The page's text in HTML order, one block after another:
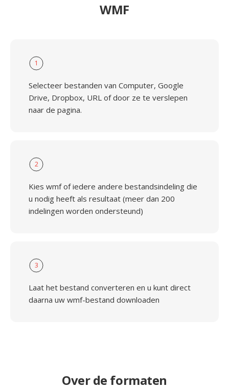
WMF
1
Selecteer bestanden van Computer, Google
Drive, Dropbox, URL of door ze te verslepen
naar de pagina.
2
Kies wmf of iedere andere bestandsindeling die
u nodig heeft als resultaat (meer dan 200
indelingen worden ondersteund)
3
Laat het bestand converteren en u kunt direct
daarna uw wmf-bestand downloaden
Over de formaten